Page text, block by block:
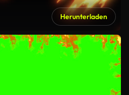
Herunterladen